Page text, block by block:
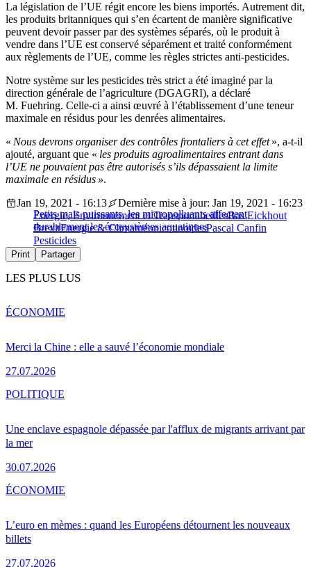
La législation de l’UE régit encore les biens importés. Autrement dit,
les produits britanniques qui s’en écartent de manière significative
peuvent devoir passer par des systèmes séparés, où le produit à
vendre dans l’UE est conservé séparément et traité conformément
aux règlements de l’UE, comme les règles strictes anti-pesticides.
Notre système sur les pesticides très strict a été imaginé par la
direction générale de l’agriculture (DGAGRI), a déclaré
M. Fuehring. Celle-ci a ainsi œuvré à l’établissement d’une teneur
maximale en résidus pour les denrées alimentaires.
« Nous devrons organiser des contrôles frontaliers à cet effet», a-t-il
ajouté, arguant que « les produits agroalimentaires entrant dans
l’UE ne pouvaient pas être autorisés s’ils dépassaient la limite
maximale en résidus ».
Petits mais puissants, les micropolluants affectent
durablement les écosystèmes aquatiques
Jan 19, 2021 - 16:13
Dernière mise à jour: Jan 19, 2021 - 16:23
Energie, Environnement et TransportabeillesBas Eickhout
BrexitEnergie & ClimatnéonicotinoïdesPascal Canfin
Pesticides
Print Partager
LES PLUS LUS
Merci la Chine : elle a sauvé l’économie mondiale
27.07.2026
ÉCONOMIE
Une enclave espagnole dépassée par l'afflux de migrants arrivant par
la mer
30.07.2026
POLITIQUE
L’euro en mèmes : quand les Européens détournent les nouveaux
billets
27.07.2026
ÉCONOMIE